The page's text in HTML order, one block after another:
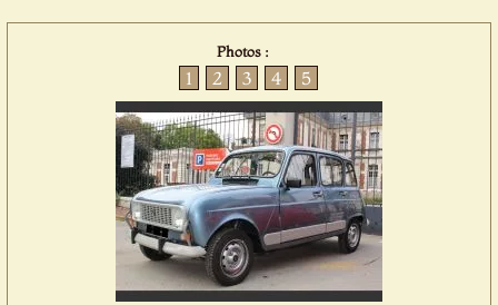
Photos :
1 2 3 4 5